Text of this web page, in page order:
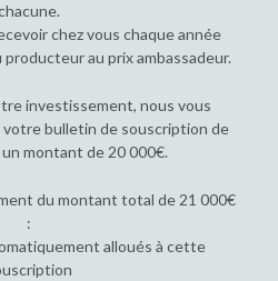
chez vous chaque année
au prix ambassadeur.
investissement, nous vous
bulletin de souscription de
montant de 20 000€.
du montant total de 21 000€
:
alloués à cette